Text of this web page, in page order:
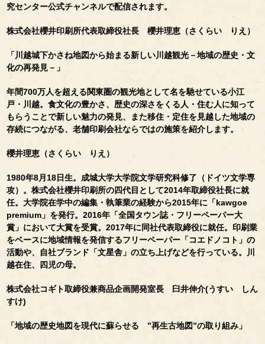
究センター公式チャンネルで配信されます。
株式会社櫻井印刷所代表取締役社長 櫻井理恵（さくらい りえ）
「川越城下かさね地図から始まる新しい川越観光－地域の歴史・文
化の再発見－」
年間700万人を超える関東圏の観光地として名を馳せている小江
戸・川越。食文化の豊かさ、歴史の深さをくる人・住む人に知って
もらうことで新しい魅力の発見、また移住・定住を見越した地域の
存続につながる、老舗印刷会社ならではの施策を紹介します。
櫻井理恵（さくらい りえ）
1980年8月18日生。成城大学大学院文学研究科修了（ドイツ文学専
攻）。株式会社櫻井印刷所の四代目として2014年取締役社長に就
任。大学院在学中の編集・執筆業の経験から2015年に「kawgoe
premium」を発行。2016年「全国タウン誌・フリーペーパー大
賞」において大賞を受賞。2017年に同社代表取締役に就任。印刷業
をベースに地域情報を発信するフリーペーパー「コエドノコト」の
活動や、自社ブランド「文星舎」の立ち上げなどを行っている。川
越在住、四児の母。
株式会社コギト取締役兼商品企画開発室長 臼井伸介(うすい しん
すけ)
「地域の歴史地図を現代に蘇らせる ”再生古地図”の取り組み」